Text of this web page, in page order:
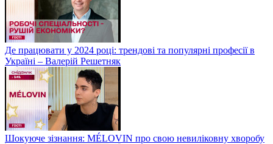
Де працювати у 2024 році: трендові та популярні професії в
Україні – Валерій Решетняк
Шокуюче зізнання: MÉLOVIN про свою невиліковну хворобу